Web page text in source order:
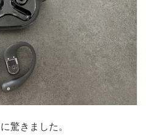
に驚きました。